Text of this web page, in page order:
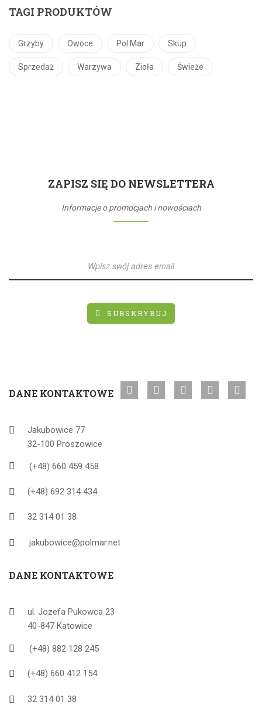
TAGI PRODUKTÓW
Grzyby Owoce Pol Mar Skup
Sprzedaż Warzywa Zioła Świeże
ZAPISZ SIĘ DO NEWSLETTERA
Informacje o promocjach i nowościach
SUBSKRYBUJ
DANE KONTAKTOWE
Jakubowice 77
32-100 Proszowice
(+48) 660 459 458
(+48) 692 314 434
32 314 01 38
jakubowice@polmar.net
DANE KONTAKTOWE
ul. Jozefa Pukowca 23
40-847 Katowice
(+48) 882 128 245
(+48) 660 412 154
32 314 01 38